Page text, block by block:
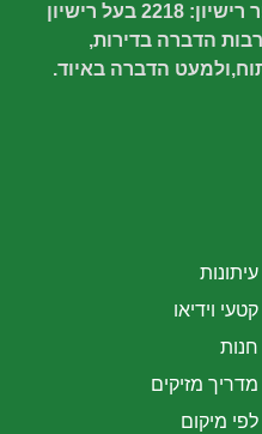
שם המדביר: מור אזולאי מספר רישיון: 2218 בעל רישיון
הדברה בדירות,
הדברה באיוד.
עיתונות
קטעי וידיאו
חנות
מדריך מזיקים
לפי מיקום